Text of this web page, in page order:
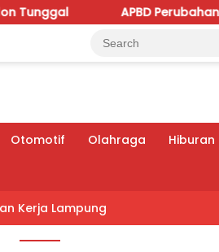
APBD Perubahan 2026 Dipoles,
Otomotif Olahraga Hiburan
Kerja Lampung